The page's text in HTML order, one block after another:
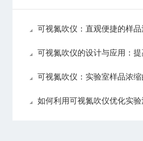
可视氮吹仪：直观便捷的样品浓缩前处理
可视氮吹仪的设计与应用：提高实验效率与精
可视氮吹仪：实验室样品浓缩的高效
如何利用可视氮吹仪优化实验流程与提高数据可